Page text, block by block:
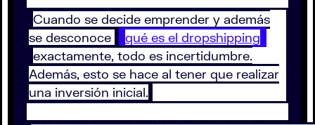
Cuando se decide emprender y además
se desconoce
qué es el dropshipping
exactamente, todo es incertidumbre.
Además, esto se hace al tener que realizar
una inversión inicial.